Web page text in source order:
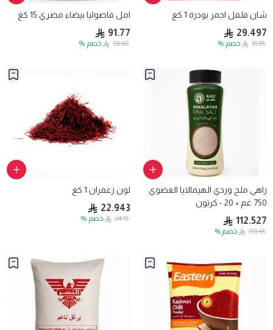
شان فلفل احمر بودرة 1 كغ
29.497
31.05 خصم %
امل فاصوليا بيضاء مصري 15 كغ
91.77
96.60 خصم %
راهي ملح وردي الهيمالايا العضوي
750 غم × 20 - كرتون
112.527
118.45 خصم %
لون زعفران 1 كغ
22.943
24.15 خصم %